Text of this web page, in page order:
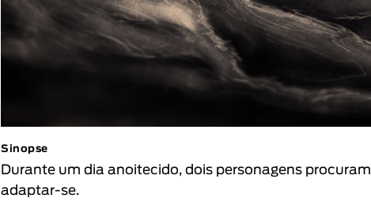
Sinopse
Durante um dia anoitecido, dois personagens procuram
adaptar-se.